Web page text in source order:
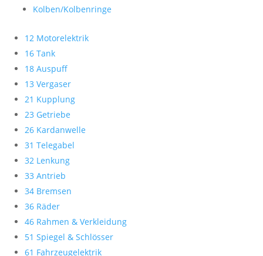
Kolben/Kolbenringe
12 Motorelektrik
16 Tank
18 Auspuff
13 Vergaser
21 Kupplung
23 Getriebe
26 Kardanwelle
31 Telegabel
32 Lenkung
33 Antrieb
34 Bremsen
36 Räder
46 Rahmen & Verkleidung
51 Spiegel & Schlösser
61 Fahrzeugelektrik